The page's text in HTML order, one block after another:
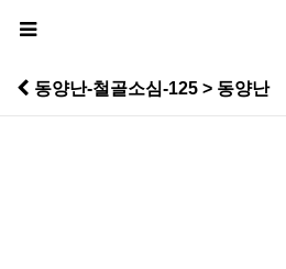
동양난-철골소심-125 > 동양난